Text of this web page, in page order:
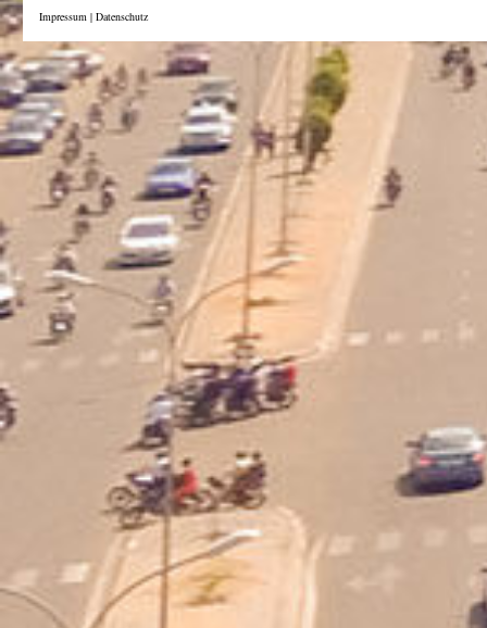
Impressum | Datenschutz